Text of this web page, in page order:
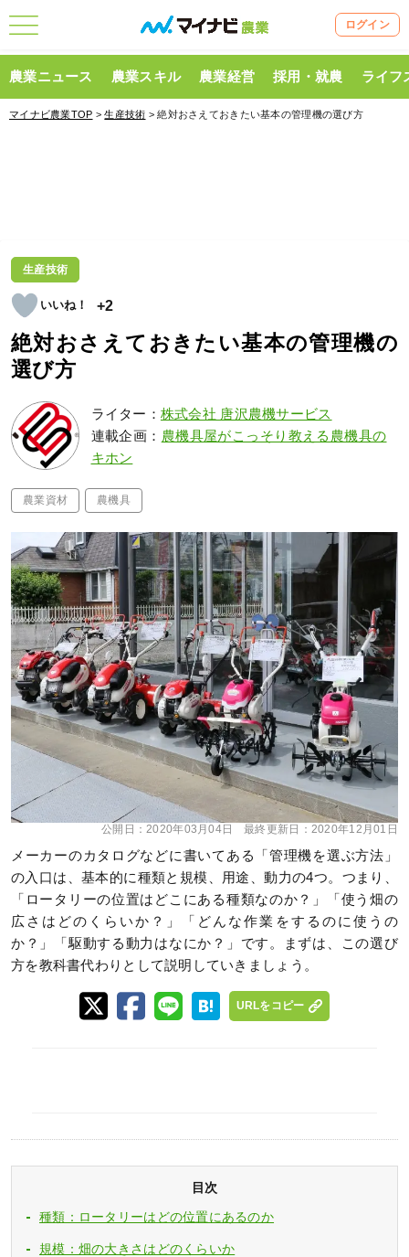
ログイン
農業ニュース 農業スキル 農業経営 採用・就農 ライフ
マイナビ農業TOP >生産技術 > 絶対おさえておきたい基本の管理機の選び方
生産技術
+2
絶対おさえておきたい基本の管理機の
選び方
ライター： 株式会社 唐沢農機サービス
連載企画： 農機具屋がこっそり教える農機具の
キホン
農業資材 農機具
公開日：2020年03月04日 最終更新日： 2020年12月01日
メーカーのカタログなどに書いてある「管理機を選ぶ方法」
の入口は、基本的に種類と規模、用途、動力の4つ。つまり、
「ロータリーの位置はどこにある種類なのか？」「使う畑の
広さはどのくらいか？」「どんな作業をするのに使うの
か？」「駆動する動力はなにか？」です。まずは、この選び
方を教科書代わりとして説明していきましょう。
URLをコピー
目次
種類：ロータリーはどの位置にあるのか
規模：畑の大きさはどのくらいか